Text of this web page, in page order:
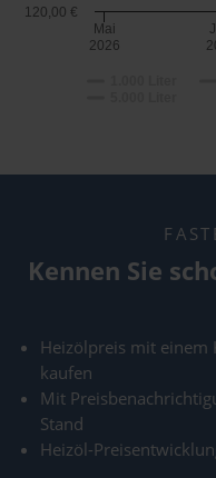
Mai
2026
120,00 €
Kennen Sie
Heizölpreis mit einem
kaufen
Mit
Stand
Heizöl-